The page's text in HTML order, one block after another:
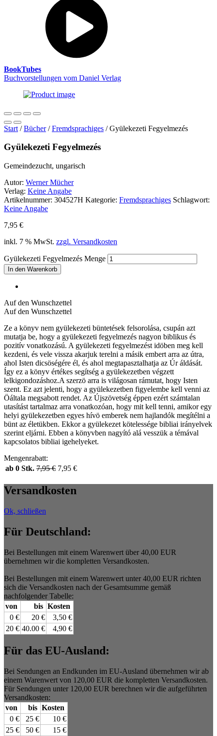
BookTubes
Buchvorstellungen vom Daniel Verlag
Start /Bücher/Fremdsprachiges / Gyülekezeti Fegyelmezés
Gyülekezeti Fegyelmezés
Gemeindezucht, ungarisch
Autor: Werner Mücher
Verlag: Keine Angabe
Artikelnummer: 304527H Kategorie: Fremdsprachiges Schlagwort:
Keine Angabe
7,95 €
inkl. 7 % MwSt. zzgl. Versandkosten
Gyülekezeti Fegyelmezés Menge
In den Warenkorb
Auf den Wunschzettel
Auf den Wunschzettel
Ze a könyv nem gyülekezeti büntetések felsorolása, csupán azt
mutatja be, hogy a gyülekezeti fegyelmezés nagyon biblikus és
pozitív vonatkozású. A gyülekezeti fegyelmezést idöben meg kell
kezdeni, és vele vissza akarjuk terelni a másik embert arra az útra,
ahol Isten dicsöségére él, és ahol megtapasztalhatja az Úr áldását.
Így ez a könyv értékes segítség a gyülekezetben végzett
lelkigondozáshoz.A szerzö arra is világosan rámutat, hogy Isten
szent. Ez azt jelenti, hogy a gyülekezetben figyelembe kell venni az
Öáltala megsabott rendet. Az Újszövetség éppen ezért számtalan
utasítást tartalmaz arra vonatkozóan, hogy mit kell tenni, amikor egy
helyi gyülekezetben egyes hívö emberek nem hajlandók megítélni a
bünt az életükben. Ekkor a gyülekezet kötelessége bibliai irányelvek
szerint eljárni. Ebben a könyvben nagyító alá vesszük a témával
kapcsolatos bibliai igehelyeket.
Mengenrabatt:
ab 0 Stk. 7,95€ 7,95 €
Versandkosten
Ok, schließen
Für Deutschland:
Bei Bestellungen mit einem Warenwert über 40,00 EUR
übernehmen wir die kompletten Versandkosten.
Bei Bestellungen mit einem Warenwert unter 40,00 EUR richten
sich die Versandkosten nach der Gesamtsumme gemäß
nachfolgender Tabelle:
von
bis Kosten
0 €
20 €
3,50 €
20 € 40.00 € 4,90 €
Für das EU-Ausland:
Bei Sendungen an Endkunden im EU-Ausland übernehmen wir ab
einem Warenwert von 120,00 EUR die kompletten Versandkosten.
Für Sendungen unter 120,00 EUR berechnen wir die aufgeführten
Versandkosten:
von
bis Kosten
0 €
25 €
10 €
25 €
50 €
15 €